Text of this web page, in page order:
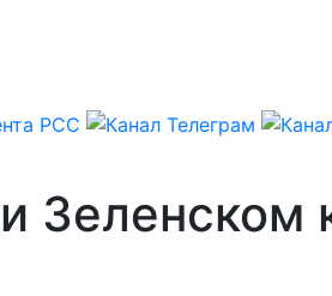
Зеленском